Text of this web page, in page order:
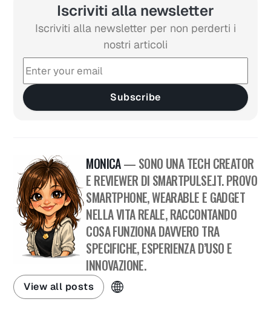
Iscriviti alla newsletter
Iscriviti alla newsletter per non perderti i
nostri articoli
Subscribe
MONICA— SONO UNA TECH CREATOR
E REVIEWER DI SMARTPULSE.IT. PROVO
SMARTPHONE, WEARABLE E GADGET
NELLA VITA REALE, RACCONTANDO
COSA FUNZIONA DAVVERO TRA
SPECIFICHE, ESPERIENZA D’USO E
INNOVAZIONE.
View all posts